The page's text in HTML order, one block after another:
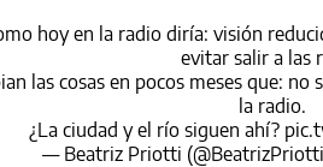
hoy en la radio diría: visión
evitar salir a las
las cosas en pocos meses que:
la radio.
¿La ciudad y el río siguen ahí?
— Beatriz Priotti